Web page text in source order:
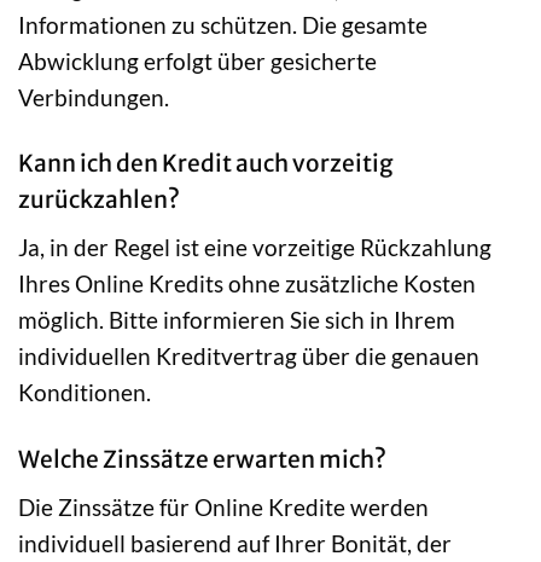
Informationen zu schützen. Die gesamte
Abwicklung erfolgt über gesicherte
Verbindungen.
Kann ich den Kredit auch vorzeitig
zurückzahlen?
Ja, in der Regel ist eine vorzeitige Rückzahlung
Ihres Online Kredits ohne zusätzliche Kosten
möglich. Bitte informieren Sie sich in Ihrem
individuellen Kreditvertrag über die genauen
Konditionen.
Welche Zinssätze erwarten mich?
Die Zinssätze für Online Kredite werden
individuell basierend auf Ihrer Bonität, der